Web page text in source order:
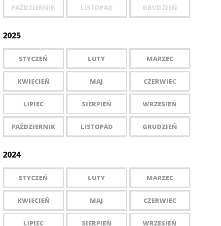
PAŹDZIERNIK LISTOPAD GRUDZIEŃ
2025
STYCZEŃ LUTY MARZEC
KWIECIEŃ MAJ CZERWIEC
LIPIEC SIERPIEŃ WRZESIEŃ
PAŹDZIERNIK LISTOPAD GRUDZIEŃ
2024
STYCZEŃ LUTY MARZEC
KWIECIEŃ MAJ CZERWIEC
LIPIEC SIERPIEŃ WRZESIEŃ